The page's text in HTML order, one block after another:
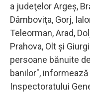
a judeţelor Argeş,
Dâmboviţa, Gorj,
Teleorman, Arad,
Prahova, Olt şi
persoane bănuite
banilor",
Inspectoratului